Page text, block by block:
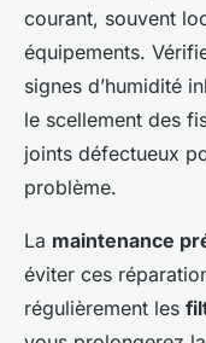
courant, souvent
équipements.
signes d’humidité
le scellement des
joints défectueux
problème.
La maintenance
éviter ces
régulièrement les